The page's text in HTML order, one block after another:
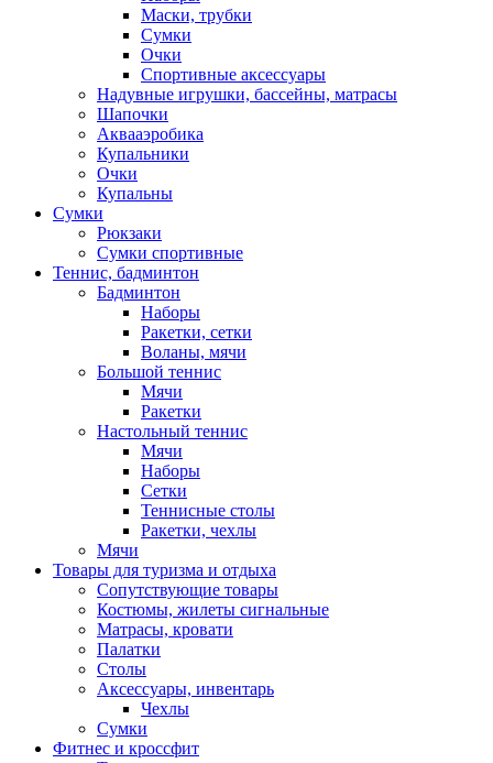
Маски, трубки
Сумки
Очки
Спортивные аксессуары
Надувные игрушки, бассейны, матрасы
Шапочки
Аквааэробика
Купальники
Очки
Купальны
Сумки
Рюкзаки
Сумки спортивные
Теннис, бадминтон
Бадминтон
Наборы
Ракетки, сетки
Воланы, мячи
Большой теннис
Мячи
Ракетки
Настольный теннис
Мячи
Наборы
Сетки
Теннисные столы
Ракетки, чехлы
Мячи
Товары для туризма и отдыха
Сопутствующие товары
Костюмы, жилеты сигнальные
Матрасы, кровати
Палатки
Столы
Аксессуары, инвентарь
Чехлы
Сумки
Фитнес и кроссфит